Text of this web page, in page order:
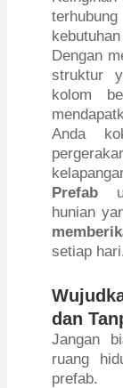
Dengan
struktur
kolom
Anda
Prefab
hunian
setiap
dan
Jangan
ruang
prefab.